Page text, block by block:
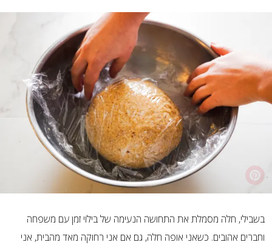
בשבילי, חלה מסמלת את התחושה הנעימה של בילוי זמן עם משפחה
וחברים אהובים. כשאני אופה חלה, גם אם אני רחוקה מאד מהבית, אני